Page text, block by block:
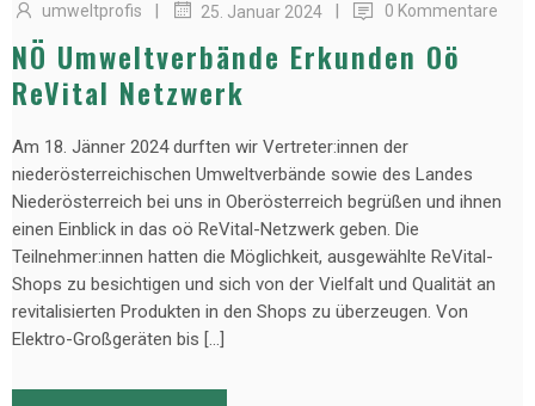
umweltprofis 25. Januar 2024 0 Kommentare
NÖ Umweltverbände Erkunden Oö
ReVital Netzwerk
Am 18. Jänner 2024 durften wir Vertreter:innen der
niederösterreichischen Umweltverbände sowie des Landes
Niederösterreich bei uns in Oberösterreich begrüßen und ihnen
einen Einblick in das oö ReVital-Netzwerk geben. Die
Teilnehmer:innen hatten die Möglichkeit, ausgewählte ReVital-
Shops zu besichtigen und sich von der Vielfalt und Qualität an
revitalisierten Produkten in den Shops zu überzeugen. Von
Elektro-Großgeräten bis […]